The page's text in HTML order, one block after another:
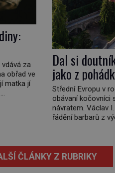
za
obřad ve
matka jí
Dal si
jako z
Střední Evropu v
obávaní kočovníci
návratem. Václav
řádění barbarů z
hranici. Na […]
ČLÁNKY Z RUBRIKY